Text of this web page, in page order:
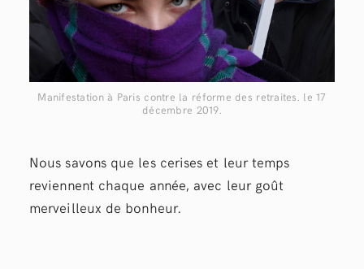
Manifestation à Paris contre la réforme des retraites. le 17
décembre 2019.
Nous savons que les cerises et leur temps
reviennent chaque année, avec leur goût
merveilleux de bonheur.